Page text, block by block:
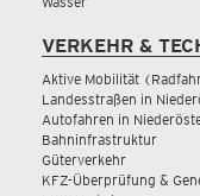
VERKEHR &
Aktive Mobilität
Landesstraßen in
Autofahren in
Bahninfrastruktur
Güterverkehr
KFZ-Überprüfung &